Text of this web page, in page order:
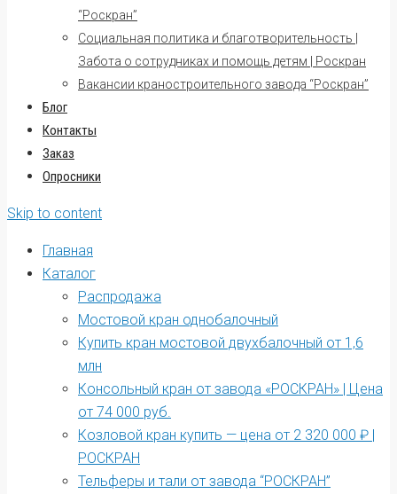
“Роскран”
Социальная политика и благотворительность |
Забота о сотрудниках и помощь детям | Роскран
Вакансии краностроительного завода “Роскран”
Блог
Контакты
Заказ
Опросники
Skip to content
Главная
Каталог
Распродажа
Мостовой кран однобалочный
Купить кран мостовой двухбалочный от 1,6
млн
Консольный кран от завода «РОСКРАН» | Цена
от 74 000 руб.
Козловой кран купить — цена от 2 320 000 ₽ |
РОСКРАН
Тельферы и тали от завода “РОСКРАН”